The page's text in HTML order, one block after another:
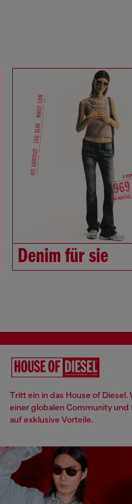
Denim für sie
Tritt ein in das House of Diesel.
einer globalen Community und
auf exklusive Vorteile.